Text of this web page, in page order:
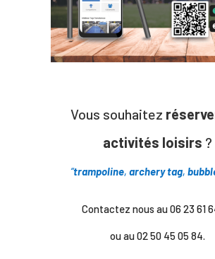
Vous souhaitez
activités loisirs ?
“trampoline, archery tag,
Contactez nous au 06 23 61
ou au 02 50 45 05 84.